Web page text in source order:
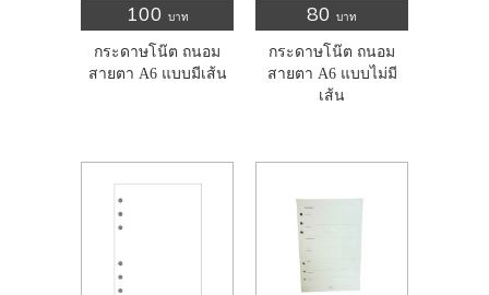
100 บาท
กระดาษโน๊ต ถนอม
สายตา A6 แบบมีเส้น
80 บาท
กระดาษโน๊ต ถนอม
สายตา A6 แบบไม่มี
เส้น